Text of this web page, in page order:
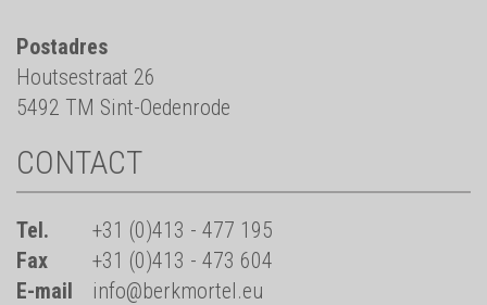
Postadres
Houtsestraat 26
5492 TM Sint-Oedenrode
CONTACT
Tel.
+31 (0)413 - 477 195
Fax
+31 (0)413 - 473 604
E-mail
info@berkmortel.eu